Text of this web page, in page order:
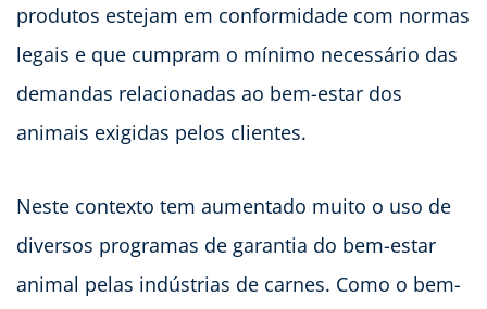
produtos estejam em conformidade com normas
legais e que cumpram o mínimo necessário das
demandas relacionadas ao bem-estar dos
animais exigidas pelos clientes.
Neste contexto tem aumentado muito o uso de
diversos programas de garantia do bem-estar
animal pelas indústrias de carnes. Como o bem-